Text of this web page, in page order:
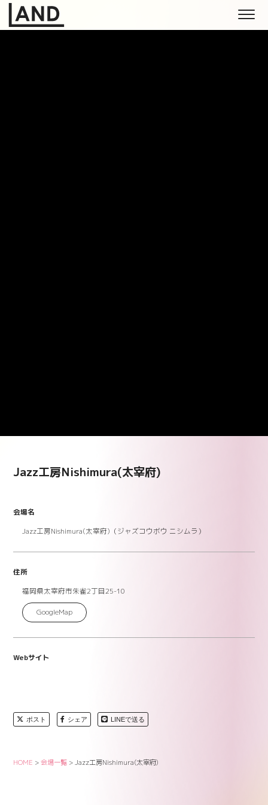
Jazz工房Nishimura(太宰府)
会場名
Jazz工房Nishimura(太宰府)（ジャズコウボウ ニシムラ）
住所
福岡県太宰府市朱雀2丁目25-10
GoogleMap
Webサイト
ポスト シェア LINEで送る
HOME >会場一覧 >Jazz工房Nishimura(太宰府)